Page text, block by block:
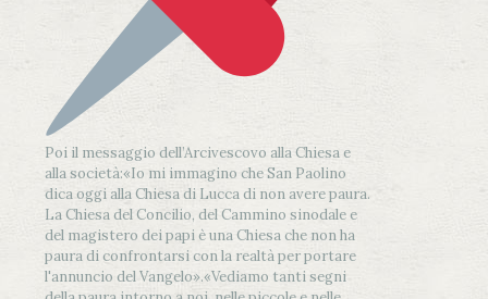
Poi il messaggio dell’Arcivescovo alla Chiesa e
alla società:«Io mi immagino che San Paolino
dica oggi alla Chiesa di Lucca di non avere paura.
La Chiesa del Concilio, del Cammino sinodale e
del magistero dei papi è una Chiesa che non ha
paura di confrontarsi con la realtà per portare
l'annuncio del Vangelo».«Vediamo tanti segni